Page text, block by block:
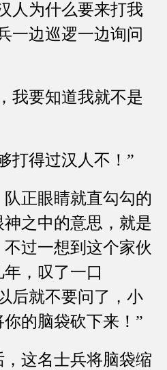
为什么要来打我
一边巡逻一边询问
要知道我就不是
得过汉人不！”
正眼睛就直勾勾的
之中的意思，就是
过一想到这个家伙
，叹了一口
后就不要问了，小
的脑袋砍下来！”
这名士兵将脑袋缩